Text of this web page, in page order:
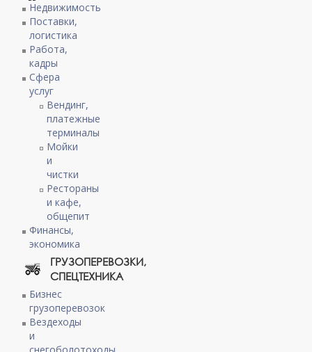
Недвижимость
Поставки,
логистика
Работа,
кадры
Сфера
услуг
Вендинг,
платежные
терминалы
Мойки
и
чистки
Рестораны
и кафе,
общепит
Финансы,
экономика
ГРУЗОПЕРЕВОЗКИ,
СПЕЦТЕХНИКА
Бизнес
грузоперевозок
Вездеходы
и